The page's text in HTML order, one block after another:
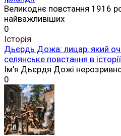
Великоднє повстання 1916
найважливіших
0
Історія
Дьєрдь Дожа: лицар, який
селянське повстання в
Ім’я Дьєрдя Дожі
0